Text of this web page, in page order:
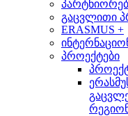
გაცვლითი
ERASMUS +
პროექტები